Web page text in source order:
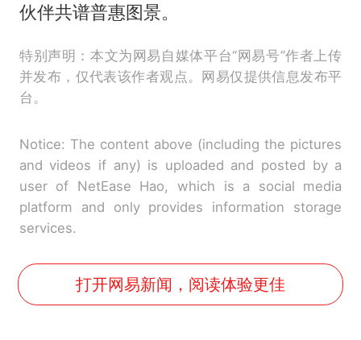
伙伴共谱普惠图景。
特别声明：本文为网易自媒体平台“网易号”作者上传
并发布，仅代表该作者观点。网易仅提供信息发布平
台。
Notice: The content above (including the pictures
and videos if any) is uploaded and posted by a
user of NetEase Hao, which is a social media
platform and only provides information storage
services.
打开网易新闻，阅读体验更佳